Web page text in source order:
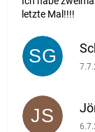
letzte Mal!!!!
SG
JS